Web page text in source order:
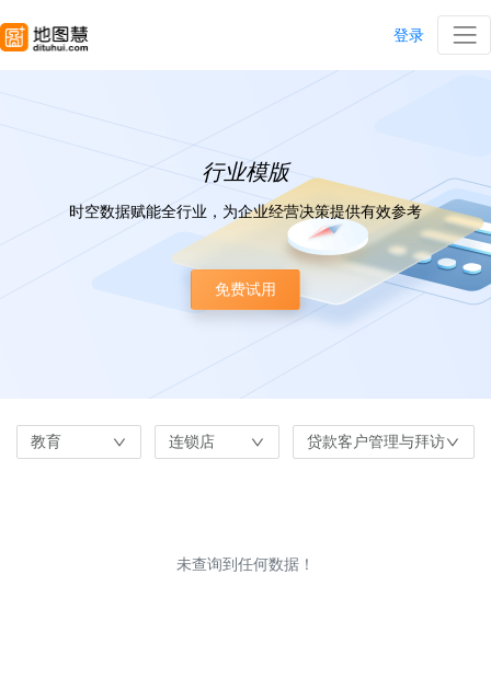
登录
行业模版
时空数据赋能全行业，为企业经营决策提供有效参考
免费试用
教育 连锁店 贷款客户管理与拜访
未查询到任何数据！